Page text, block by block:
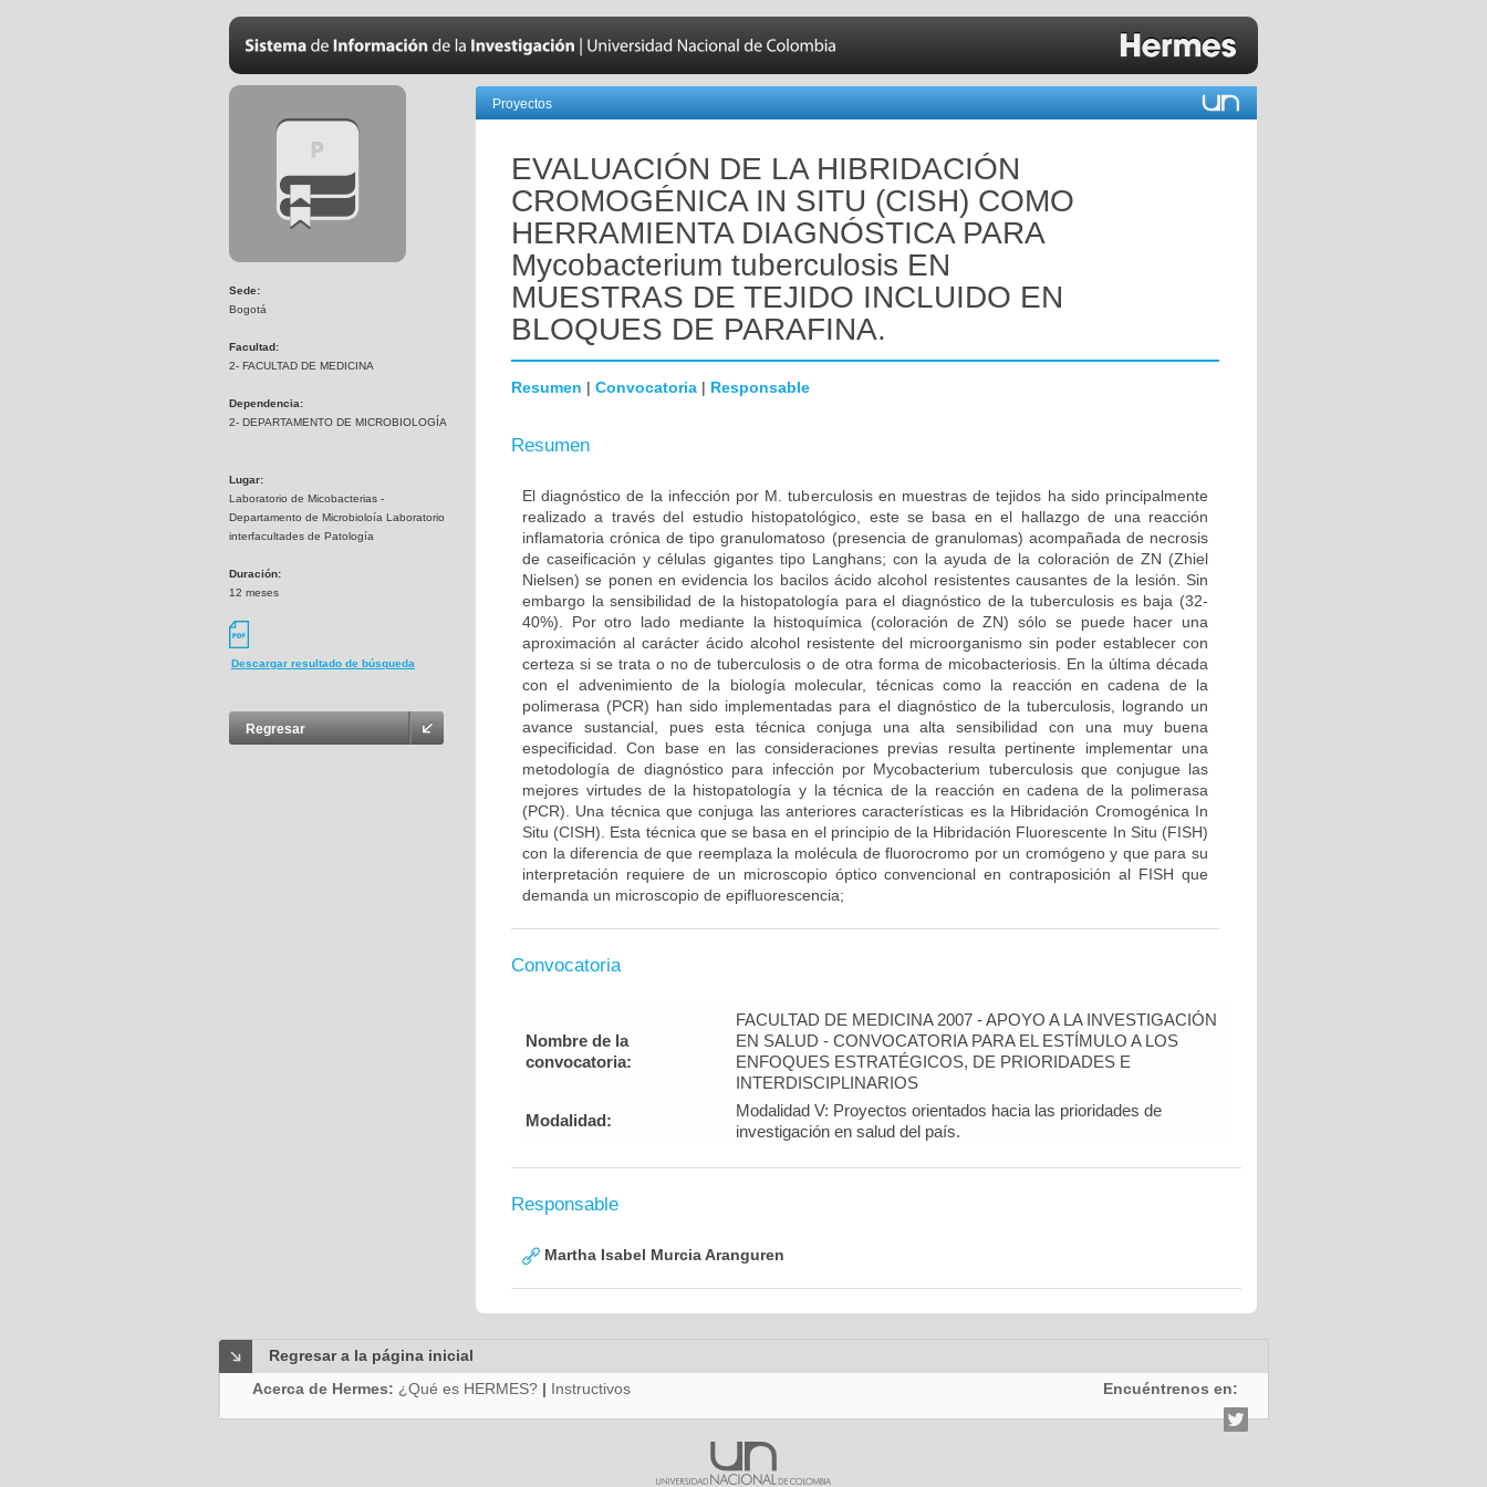
Sede:
Bogotá
Facultad:
2- FACULTAD DE MEDICINA
Dependencia:
2- DEPARTAMENTO DE MICROBIOLOGÍA
Lugar:
Laboratorio de Micobacterias -
Departamento de Microbioloía Laboratorio
interfacultades de Patología
Duración:
12 meses
Descargar resultado de búsqueda
Regresar
Proyectos
EVALUACIÓN DE LA HIBRIDACIÓN
CROMOGÉNICA IN SITU (CISH) COMO
HERRAMIENTA DIAGNÓSTICA PARA
Mycobacterium tuberculosis EN
MUESTRAS DE TEJIDO INCLUIDO EN
BLOQUES DE PARAFINA.
Resumen | Convocatoria | Responsable
Resumen
El diagnóstico de la infección por M. tuberculosis en muestras de tejidos ha sido principalmente
realizado a través del estudio histopatológico, este se basa en el hallazgo de una reacción
inflamatoria crónica de tipo granulomatoso (presencia de granulomas) acompañada de necrosis
de caseificación y células gigantes tipo Langhans; con la ayuda de la coloración de ZN (Zhiel
Nielsen) se ponen en evidencia los bacilos ácido alcohol resistentes causantes de la lesión. Sin
embargo la sensibilidad de la histopatología para el diagnóstico de la tuberculosis es baja (32-
40%). Por otro lado mediante la histoquímica (coloración de ZN) sólo se puede hacer una
aproximación al carácter ácido alcohol resistente del microorganismo sin poder establecer con
certeza si se trata o no de tuberculosis o de otra forma de micobacteriosis. En la última década
con el advenimiento de la biología molecular, técnicas como la reacción en cadena de la
polimerasa (PCR) han sido implementadas para el diagnóstico de la tuberculosis, logrando un
avance sustancial, pues esta técnica conjuga una alta sensibilidad con una muy buena
especificidad. Con base en las consideraciones previas resulta pertinente implementar una
metodología de diagnóstico para infección por Mycobacterium tuberculosis que conjugue las
mejores virtudes de la histopatología y la técnica de la reacción en cadena de la polimerasa
(PCR). Una técnica que conjuga las anteriores características es la Hibridación Cromogénica In
Situ (CISH). Esta técnica que se basa en el principio de la Hibridación Fluorescente In Situ (FISH)
con la diferencia de que reemplaza la molécula de fluorocromo por un cromógeno y que para su
interpretación requiere de un microscopio óptico convencional en contraposición al FISH que
demanda un microscopio de epifluorescencia;
Convocatoria
Nombre de la
convocatoria:
FACULTAD DE MEDICINA 2007 - APOYO A LA INVESTIGACIÓN
EN SALUD - CONVOCATORIA PARA EL ESTÍMULO A LOS
ENFOQUES ESTRATÉGICOS, DE PRIORIDADES E
INTERDISCIPLINARIOS
Modalidad:
Modalidad V: Proyectos orientados hacia las prioridades de
investigación en salud del país.
Responsable
Martha Isabel Murcia Aranguren
Regresar a la página inicial
Acerca de Hermes: ¿Qué es HERMES? | Instructivos Encuéntrenos en: